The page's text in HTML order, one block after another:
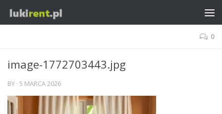
0
image-1772703443.jpg
BY · 5 MARCA 2026